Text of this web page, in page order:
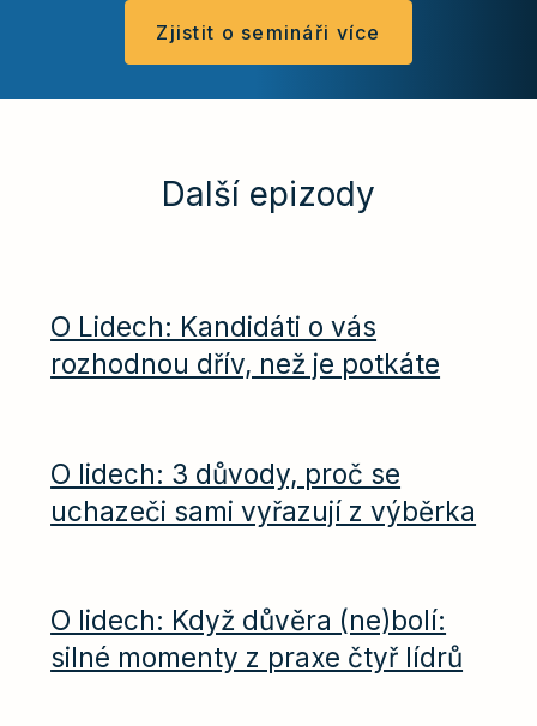
Zjistit o semináři více
Další epizody
O Lidech: Kandidáti o vás
rozhodnou dřív, než je potkáte
O lidech: 3 důvody, proč se
uchazeči sami vyřazují z výběrka
O lidech: Když důvěra (ne)bolí:
silné momenty z praxe čtyř lídrů